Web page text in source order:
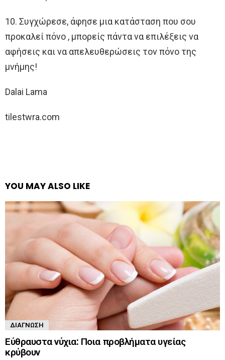
10. Συγχώρεσε, άφησε μια κατάσταση που σου
προκαλεί πόνο , μπορείς πάντα να επιλέξεις να
αφήσεις και να απελευθερώσεις τον πόνο της
μνήμης!
Dalai Lama
tilestwra.com
YOU MAY ALSO LIKE
ΔΙΆΓΝΩΣΗ
Εύθραυστα νύχια: Ποια προβλήματα υγείας
κρύβουν